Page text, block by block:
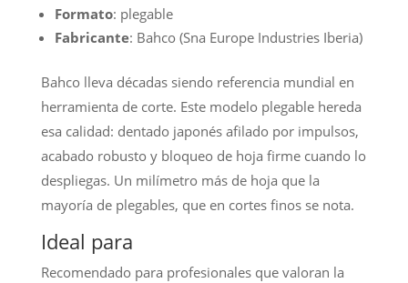
Formato: plegable
Fabricante: Bahco (Sna Europe Industries Iberia)
Bahco lleva décadas siendo referencia mundial en
herramienta de corte. Este modelo plegable hereda
esa calidad: dentado japonés afilado por impulsos,
acabado robusto y bloqueo de hoja firme cuando lo
despliegas. Un milímetro más de hoja que la
mayoría de plegables, que en cortes finos se nota.
Ideal para
Recomendado para profesionales que valoran la